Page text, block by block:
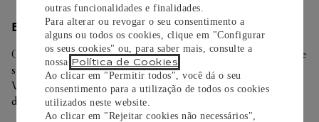
outras funcionalidades e finalidades.
Para alterar ou revogar o seu consentimento a
alguns ou todos os cookies, clique em "Configurar
os seus cookies" ou, para saber mais, consulte a
nossa Política de Cookies
Ao clicar em "Permitir todos", você dá o seu
consentimento para a utilização de todos os cookies
utilizados neste website.
Ao clicar em "Rejeitar cookies não necessários",
ENTREGA/DEVOLUÇÃO
Oferecemos diferentes opções de entrega. Selecione o envio de
sua preferência na finalização de seu pedido.
Você pode trocar ou devolver sua criação Cartier em até 30
dias.